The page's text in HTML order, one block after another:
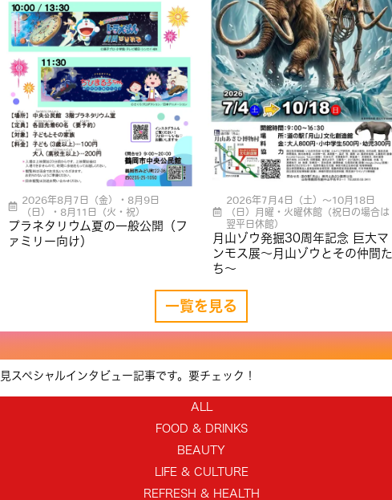
2026年8月7日（金）・8月9日
（日）・8月11日（火・祝）
プラネタリウム夏の一般公開（フ
ァミリー向け）
2026年7月4日（土）～10月18日
（日）月曜・火曜休館（祝日の場合は
翌平日休館）
月山ゾウ発掘30周年記念 巨大マ
ンモス展〜月山ゾウとその仲間た
ち〜
一覧を見る
スペシャルインタビュー記事です。要チェック！
ALL
FOOD & DRINKS
BEAUTY
LIFE & CULTURE
REFRESH & HEALTH